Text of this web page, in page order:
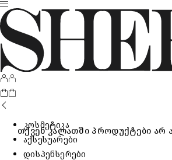
თქვენ კალათში პროდუქტები არ
კოსმეტიკა
აქსესუარები
დისპენსერები